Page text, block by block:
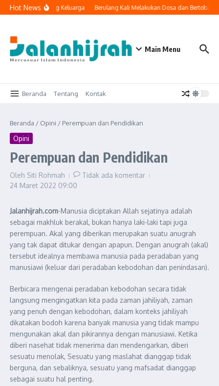
Lewati ke konten
Hot News
Masuk ke Ruang Keluarga Berulang Kali Melakukan Dosa dan Bertobat,
Main Menu
Beranda Tentang Kontak
Beranda / Opini / Perempuan dan Pendidikan
Opini
Perempuan dan Pendidikan
Oleh Siti Rohmah
Tidak ada komentar
24 Maret 2022 09:00
Jalanhijrah.com-Manusia diciptakan Allah sejatinya adalah
sebagai makhluk berakal, bukan hanya laki-laki tapi juga
perempuan. Akal yang diberikan merupakan suatu anugrah
yang tak dapat ditukar dengan apapun. Dengan anugrah (akal)
tersebut idealnya membawa manusia pada peradaban yang
manusiawi (keluar dari peradaban kebodohan dan penindasan).
Berbicara mengenai peradaban kebodohan secara tidak
langsung mengingatkan kita pada zaman jahiliyah, zaman
yang penuh dengan kebodohan, dalam konteks jahiliyah
dikatakan bodoh karena banyak manusia yang tidak mampu
mengunakan akal dan pikirannya dengan manusiawi. Ketika
diberi nasehat tidak menerima dan mendengarkan, diberi
sesuatu menolak, Sesuatu yang maslahat dianggap tidak
berguna, dan sebaliknya, sesuatu yang mafsadat dianggap
sebagai suatu hal penting.